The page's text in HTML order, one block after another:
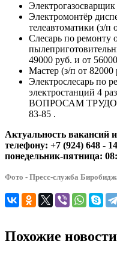
Электромонтёр
телеавтоматики (з/п
Слесарь по ремонту
49000 руб. и от
Мастер (з/п от 82000
Электрослесарь по
электростанций 4
ВОПРОСАМ
83-85 .
Актуальность вакансий
телефону: +7 (924) 648 -
понедельник-пятница:
Фото - Пресс-служба
Похожие новости